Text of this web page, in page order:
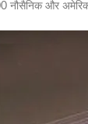
नौसैनिक और